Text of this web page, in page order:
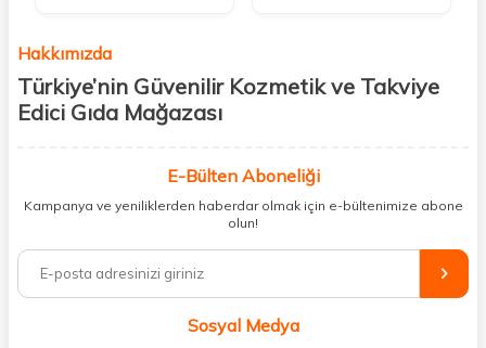
Hakkımızda
Türkiye’nin Güvenilir Kozmetik ve Takviye
Edici Gıda Mağazası
kişisel bakım hem de takviye edici gıda ürünlerini sizlerle
buluşturuyoruz. Artık mağaza mağaza dolaşmanıza gerek yok;
ihtiyacınız olan her şeyi tek bir çatı altında topluyor ve kapınıza kadar
%100 orijinal kozmetik ve sağlık ürünleriyle güzelliğinizi tamamlayabilir,
vücudunuzu desteklemek için güvenilir takviye edici gıdalara
minerallere kadar binlerce ürünü uygun fiyat ve hızlı kargo avantajıyla
E-Bülten Aboneliği
Kampanya ve yeniliklerden haberdar olmak için e-bültenimize abone
olun!
Sosyal Medya